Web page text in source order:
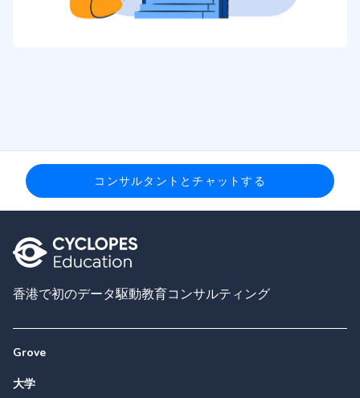
コンサルタントとチャットする
香港で初のデータ駆動教育コンサルティング
Grove
大学